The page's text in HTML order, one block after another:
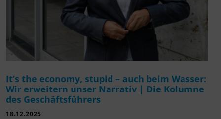
It’s the economy, stupid – auch beim Wasser:
Wir erweitern unser Narrativ | Die Kolumne
des Geschäftsführers
18.12.2025